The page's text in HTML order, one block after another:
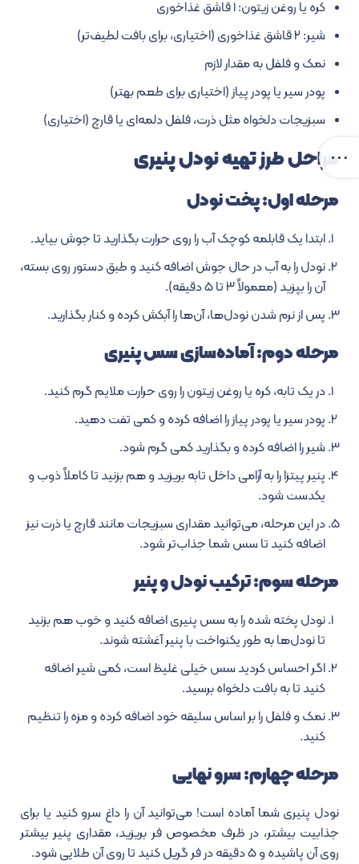
کره یا روغن زیتون: ۱ قاشق غذاخوری
شیر: ۲ قاشق غذاخوری (اختیاری، برای بافت لطیف‌تر)
نمک و فلفل به مقدار لازم
پودر سیر یا پودر پیاز (اختیاری برای طعم بهتر)
سبزیجات دلخواه مثل ذرت، فلفل دلمه‌ای یا قارچ (اختیاری)
مراحل طرز تهیه نودل پنیری
مرحله اول: پخت نودل
ابتدا یک قابلمه کوچک آب را روی حرارت بگذارید تا جوش بیاید.
نودل را به آب در حال جوش اضافه کنید و طبق دستور روی بسته،
آن را بپزید (معمولاً ۳ تا ۵ دقیقه).
پس از نرم شدن نودل‌ها، آن‌ها را آبکش کرده و کنار بگذارید.
مرحله دوم: آماده‌سازی سس پنیری
در یک تابه، کره یا روغن زیتون را روی حرارت ملایم گرم کنید.
پودر سیر یا پودر پیاز را اضافه کرده و کمی تفت دهید.
شیر را اضافه کرده و بگذارید کمی گرم شود.
پنیر پیتزا را به آرامی داخل تابه بریزید و هم بزنید تا کاملاً ذوب و
یکدست شود.
در این مرحله، می‌توانید مقداری سبزیجات مانند قارچ یا ذرت نیز
اضافه کنید تا سس شما جذاب‌تر شود.
مرحله سوم: ترکیب نودل و پنیر
نودل پخته شده را به سس پنیری اضافه کنید و خوب هم بزنید
تا نودل‌ها به طور یکنواخت با پنیر آغشته شوند.
اگر احساس کردید سس خیلی غلیظ است، کمی شیر اضافه
کنید تا به بافت دلخواه برسید.
نمک و فلفل را بر اساس سلیقه خود اضافه کرده و مزه را تنظیم
کنید.
مرحله چهارم: سرو نهایی
نودل پنیری شما آماده است! می‌توانید آن را داغ سرو کنید یا برای
جذابیت بیشتر، در ظرف مخصوص فر بریزید، مقداری پنیر بیشتر
روی آن پاشیده و ۵ دقیقه در فر گریل کنید تا روی آن طلایی شود.